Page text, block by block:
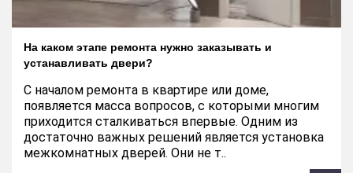
На каком этапе ремонта нужно заказывать и
устанавливать двери?
С началом ремонта в квартире или доме,
появляется масса вопросов, с которыми многим
приходится сталкиваться впервые. Одним из
достаточно важных решений является установка
межкомнатных дверей. Они не т..